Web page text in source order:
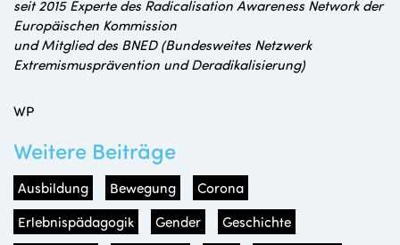
seit 2015 Experte des Radicalisation Awareness Network der
Europäischen Kommission
und Mitglied des BNED (Bundesweites Netzwerk
Extremismusprävention und Deradikalisierung)
WP
Weitere Beiträge
Ausbildung Bewegung
Corona
Erlebnispädagogik
Gender
Geschichte